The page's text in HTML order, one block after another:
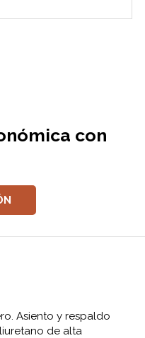
con
Asiento y respaldo
de alta